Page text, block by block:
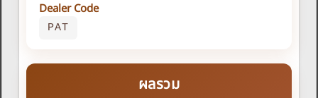
Dealer Code
PAT
ผลรวม